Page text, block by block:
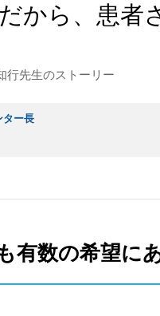
から、患者
行先生のストーリー
ター長
有数の希望に